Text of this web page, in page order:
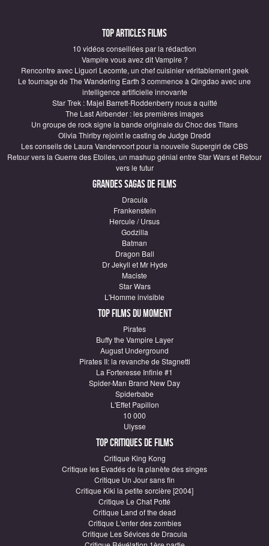
Top articles Films
10 vidéos conseillées par la rédaction
Vampire vous avez dit Vampire ?
Rencontre avec Liguori Lecomte, un chef cuisinier véritablement geek
Le tournage de The Wandering Earth 3 commence à Qingdao avec une
intelligence artificielle innovante
Star Trek : Majel Barrett-Roddenberry nous a quitté
The Last Airbender : les premières images
Un groupe de rock signe la bande originale du Choc des Titans
Olivia Thirlby rejoint le casting de Judge Dredd
Les conseils de Laura Vandervoort pour la nouvelle Supergirl de CBS
Retour vers la Guerre des Etoiles, un mashup génial entre Star Wars et Retour
vers le futur
Grandes sagas de Films
Dracula
Frankenstein
Hercule / Ursus
Godzilla
Batman
Dragon Ball
Dr Jekyll et Mr Hyde
Maciste
Star Wars
L'Homme invisible
Top Films du moment
Pirates
Buffy the Vampire Layer
August Underground
Pirates II: la revanche de Stagnetti
La Forteresse Infinie #1
Spider-Man Brand New Day
Spiderbabe
L'Effet Papillon
10 000
Ulysse
Top critiques de Films
Critique King Kong
Critique les Evadés de la planète des singes
Critique Un Jour sans fin
Critique Kiki la petite sorcière [2004]
Critique Le Chat Potté
Critique Land of the dead
Critique L'enfer des zombies
Critique Les Sévices de Dracula